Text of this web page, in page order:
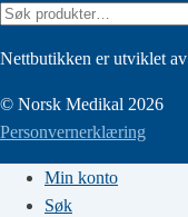
Søk
Nettbutikken er utviklet av
© Norsk Medikal 2026
Personvernerklæring
Min konto
Søk